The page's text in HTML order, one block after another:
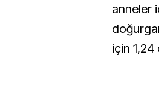
anneler
için